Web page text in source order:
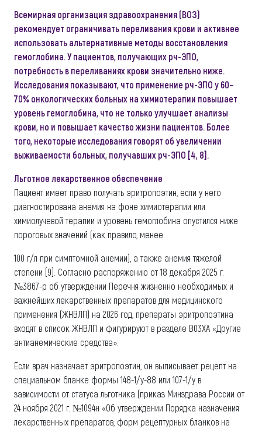
Всемирная организация здравоохранения (ВОЗ)
рекомендует ограничивать переливания крови и активнее
использовать альтернативные методы восстановления
гемоглобина. У пациентов, получающих рч-ЭПО,
потребность в переливаниях крови значительно ниже.
Исследования показывают, что применение рч-ЭПО у 60–
70% онкологических больных на химиотерапии повышает
уровень гемоглобина, что не только улучшает анализы
крови, но и повышает качество жизни пациентов. Более
того, некоторые исследования говорят об увеличении
выживаемости больных, получавших рч-ЭПО [4, 8].
Льготное лекарственное обеспечение
Пациент имеет право получать эритропоэтин, если у него
диагностирована анемия на фоне химиотерапии или
химиолучевой терапии и уровень гемоглобина опустился ниже
пороговых значений (как правило, менее
100 г/л при симптомной анемии), а также анемия тяжелой
степени [9]. Согласно распоряжению от 18 декабря 2025 г.
№3867-р об утверждении Перечня жизненно необходимых и
важнейших лекарственных препаратов для медицинского
применения (ЖНВЛП) на 2026 год, препараты эритропоэтина
входят в список ЖНВЛП и фигурируют в разделе B03XA «Другие
антианемические средства».
Если врач назначает эритропоэтин, он выписывает рецепт на
специальном бланке формы 148-1/у-88 или 107-1/у в
зависимости от статуса льготника (приказ Минздрава России от
24 ноября 2021 г. №1094н «Об утверждении Порядка назначения
лекарственных препаратов, форм рецептурных бланков на